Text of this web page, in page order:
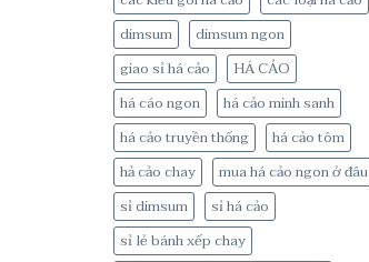
dimsum
dimsum ngon
giao sỉ há cảo
HÁ CẢO
há cáo ngon
há cảo minh sanh
há cảo truyền thống
há cảo tôm
hả cảo chay
mua há cảo ngon ở đâu
sỉ dimsum
sỉ há cảo
sỉ lẻ bánh xếp chay